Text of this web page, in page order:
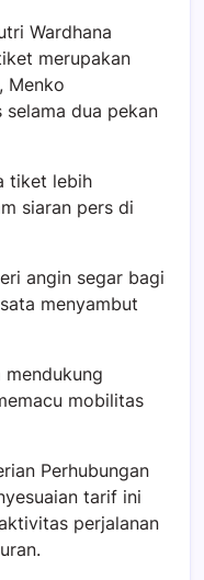
Wardhana
merupakan
Menko
selama dua pekan
tiket lebih
siaran pers di
angin segar bagi
menyambut
mendukung
mobilitas
Perhubungan
tarif ini
perjalanan